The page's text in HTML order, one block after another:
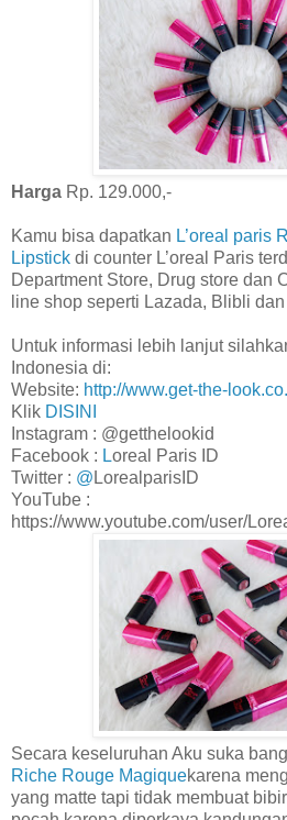
Harga Rp. 129.000,-
Kamu bisa dapatkan L’oreal paris
Lipstick di counter L’oreal Paris
Department Store, Drug store dan
line shop seperti Lazada, Blibli
Untuk informasi lebih lanjut
Indonesia di:
Website: http://www.get-the-
Klik DISINI
Instagram : @getthelookid
Facebook : Loreal Paris ID
Twitter : @ LorealparisID
YouTube :
https://www.youtube.com/user/
Secara keseluruhan Aku suka
Riche Rouge Magiquekarena
yang matte tapi tidak membuat